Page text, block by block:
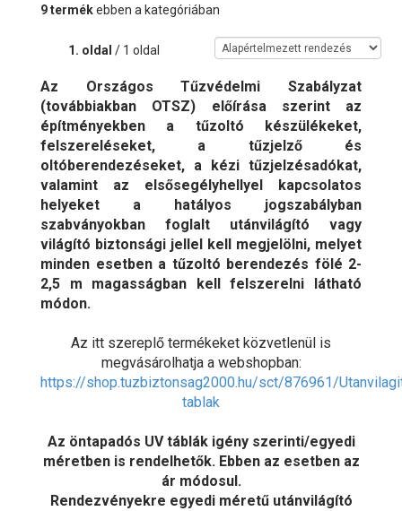
9 termékebben a kategóriában
1. oldal / 1 oldal
Az Országos Tűzvédelmi Szabályzat
(továbbiakban OTSZ) előírása szerint az
építményekben a tűzoltó készülékeket,
felszereléseket, a tűzjelző és
oltóberendezéseket, a kézi tűzjelzésadókat,
valamint az elsősegélyhellyel kapcsolatos
helyeket a hatályos jogszabályban
szabványokban foglalt utánvilágító vagy
világító biztonsági jellel kell megjelölni, melyet
minden esetben a tűzoltó berendezés fölé 2-
2,5 m magasságban kell felszerelni látható
módon.
Az itt szereplő termékeket közvetlenül is
megvásárolhatja a webshopban:
https://shop.tuzbiztonsag2000.hu/sct/876961/
tablak
Az öntapadós UV táblák igény szerinti/egyedi
méretben is rendelhetők. Ebben az esetben az
ár módosul.
Rendezvényekre egyedi méretű utánvilágító